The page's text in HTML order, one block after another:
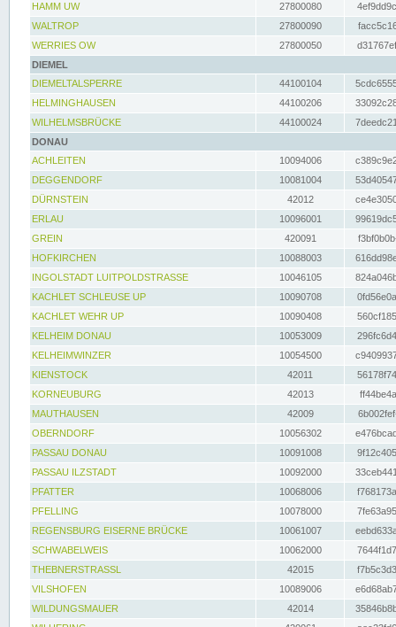
HAMM UW
27800080
WALTROP
27800090
WERRIES OW
27800050
DIEMEL
DIEMELTALSPERRE
44100104
HELMINGHAUSEN
44100206
WILHELMSBRÜCKE
44100024
DONAU
ACHLEITEN
10094006
DEGGENDORF
10081004
DÜRNSTEIN
42012
ERLAU
10096001
GREIN
420091
HOFKIRCHEN
10088003
INGOLSTADT LUITPOLDSTRASSE
10046105
KACHLET SCHLEUSE UP
10090708
KACHLET WEHR UP
10090408
KELHEIM DONAU
10053009
KELHEIMWINZER
10054500
KIENSTOCK
42011
KORNEUBURG
42013
MAUTHAUSEN
42009
OBERNDORF
10056302
PASSAU DONAU
10091008
PASSAU ILZSTADT
10092000
PFATTER
10068006
PFELLING
10078000
REGENSBURG EISERNE BRÜCKE
10061007
SCHWABELWEIS
10062000
THEBNERSTRASSL
42015
VILSHOFEN
10089006
WILDUNGSMAUER
42014